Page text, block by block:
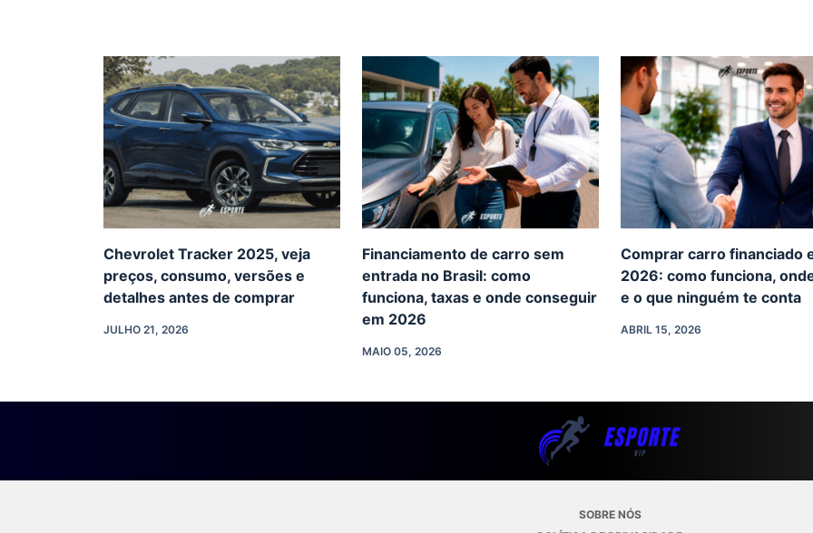
Chevrolet Tracker 2025, veja
preços, consumo, versões e
detalhes antes de comprar
JULHO 21, 2026
Financiamento de carro sem
entrada no Brasil: como
funciona, taxas e onde conseguir
em 2026
MAIO 05, 2026
Comprar carro financiado
2026: como funciona,
e o que ninguém te conta
ABRIL 15, 2026
SOBRE NÓS